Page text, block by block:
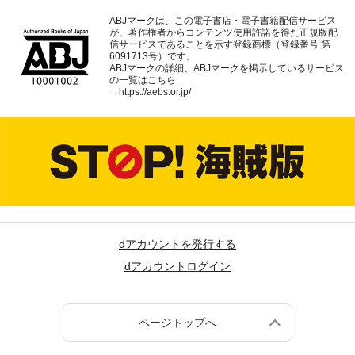
ABJマークは、この電子書店・電子書籍配信サービス
が、著作権者からコンテンツ使用許諾を得た正規版配
信サービスであることを示す登録商標（登録番号 第
6091713号）です。
ABJマークの詳細、ABJマークを掲示しているサービス
の一覧はこちら
→ https://aebs.or.jp/
dアカウントを発行する
dアカウントログイン
ページトップへ